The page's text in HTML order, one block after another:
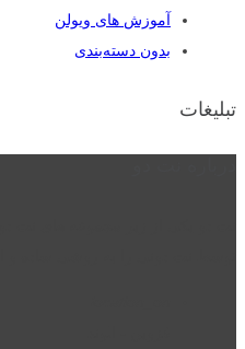
آموزش های ویولن
بدون دسته‌بندی
تبلیغات